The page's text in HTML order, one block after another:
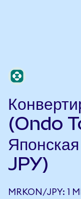
(Ondo
JPY)
MRKON/JPY: 1